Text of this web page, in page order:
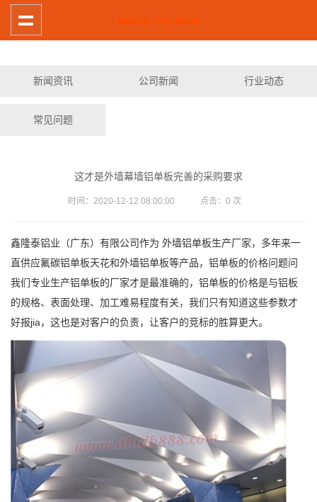
新闻资讯 公司新闻 行业动态
常见问题
这才是外墙幕墙铝单板完善的采购要求
时间：2020-12-12 08:00:00 点击： 0 次
鑫隆泰铝业（广东）有限公司作为 外墙铝单板生产厂家，多年来一
直供应氟碳铝单板天花和外墙铝单板等产品，铝单板的价格问题问
我们专业生产铝单板的厂家才是最准确的，铝单板的价格是与铝板
的规格、表面处理、加工难易程度有关，我们只有知道这些参数才
好报jia，这也是对客户的负责，让客户的竞标的胜算更大。